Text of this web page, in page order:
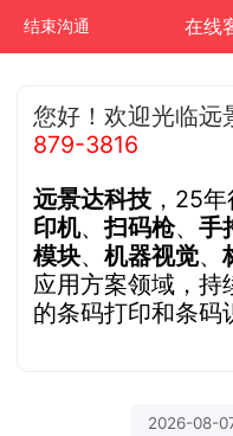
结束沟通 在线
您好！欢迎光临远
879-3816
远景达科技 ，25
印机、扫码枪、手
模块、机器视觉、
应用方案领域，持
的条码打印和条码
2026-08-